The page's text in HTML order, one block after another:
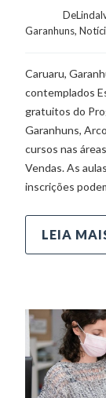
Garanhuns,
Caruaru,
contemplados
gratuitos do
Garanhuns,
cursos nas
Vendas. As
inscrições
LEIA